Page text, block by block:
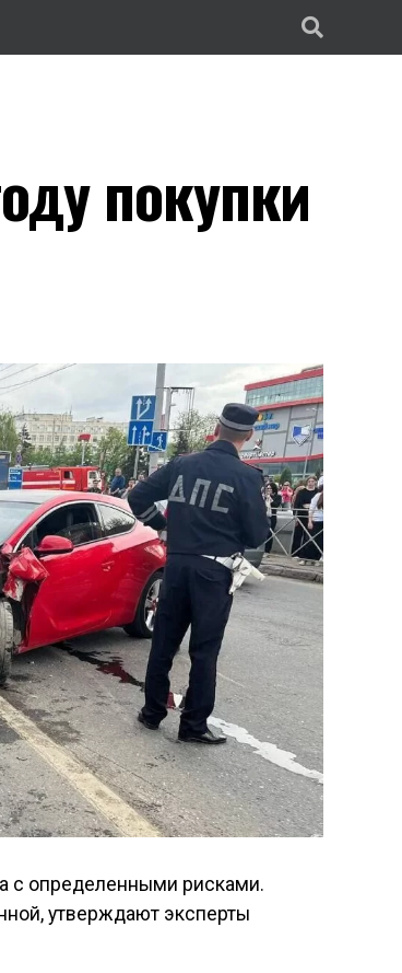
покупки
с определенными рисками.
утверждают эксперты